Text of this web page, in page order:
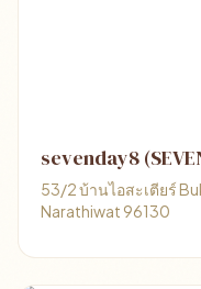
sevenday8
53/2 บ้านไอสะเตียร์
Narathiwat 96130